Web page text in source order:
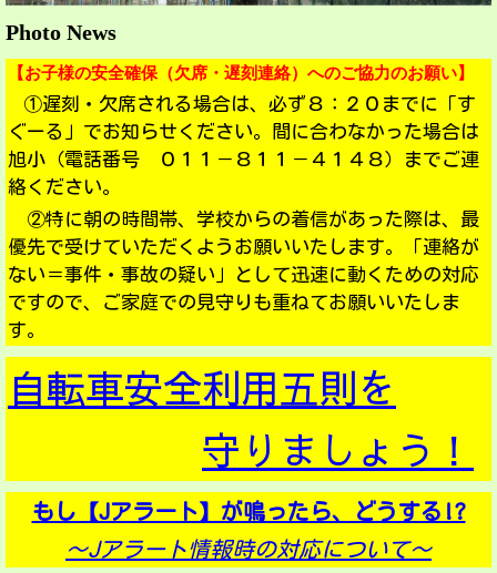
Photo News
【お子様の安全確保（欠席・遅刻連絡）へのご協力のお願い】
①遅刻・欠席される場合は、必ず８：２０までに「す
ぐーる」でお知らせください。間に合わなかった場合は
旭小（電話番号 ０１１－８１１－４１４８）までご連
絡ください。
②特に朝の時間帯、学校からの着信があった際は、最
優先で受けていただくようお願いいたします。「連絡が
ない＝事件・事故の疑い」として迅速に動くための対応
ですので、ご家庭での見守りも重ねてお願いいたしま
す。
自転車安全利用五則を
守りましょう！
もし【Jアラート】が鳴ったら、どうする!?
～Jアラート情報時の対応について～